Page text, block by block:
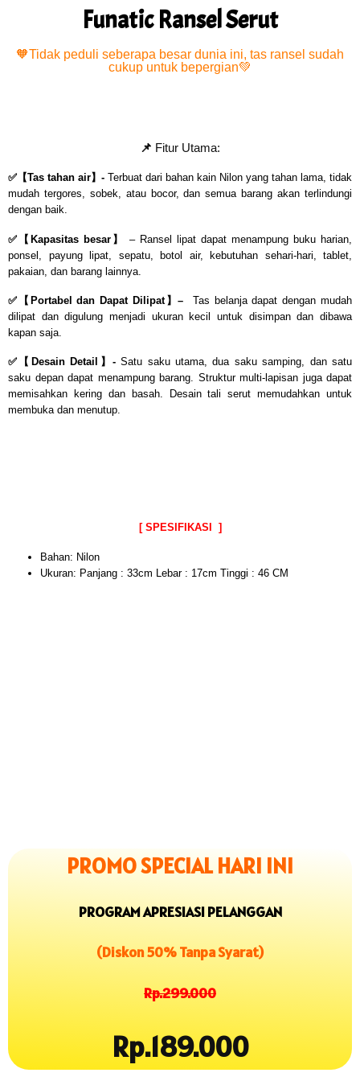
Funatic Ransel Serut
🧡Tidak peduli seberapa besar dunia ini, tas ransel sudah
cukup untuk bepergian💚
📌 Fitur Utama:
✅【Tas tahan air】- Terbuat dari bahan kain Nilon yang tahan lama, tidak
mudah tergores, sobek, atau bocor, dan semua barang akan terlindungi
dengan baik.
✅ 【 Kapasitas besar】
– Ransel lipat dapat menampung buku harian,
ponsel, payung lipat, sepatu, botol air, kebutuhan sehari-hari, tablet,
pakaian, dan barang lainnya.
✅【Portabel dan Dapat Dilipat】– Tas belanja dapat dengan mudah
dilipat dan digulung menjadi ukuran kecil untuk disimpan dan dibawa
kapan saja.
✅ 【 Desain Detail】-Satu saku utama, dua saku samping, dan satu
saku depan dapat menampung barang. Struktur multi-lapisan juga dapat
memisahkan kering dan basah. Desain tali serut memudahkan untuk
membuka dan menutup.
[ SPESIFIKASI ]
Bahan: Nilon
Ukuran: Panjang : 33cm Lebar : 17cm Tinggi : 46 CM
PROMO SPECIAL HARI INI
PROGRAM APRESIASI PELANGGAN
(Diskon 50% Tanpa Syarat)
Rp.299.000
Rp.189.000